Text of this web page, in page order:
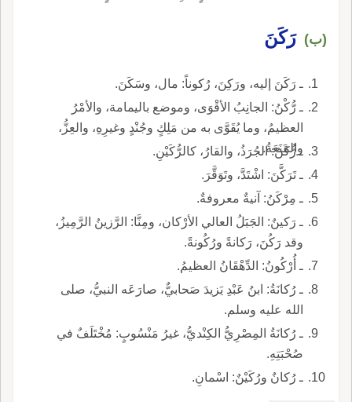
(ب) رَكَنَ
ـ رَكَنَ إليه، ورَكِنَ، رُكوناً: مال، وسَكَنَ.
ـ رُّكْنُ: الجانِبُ الأقْوَى، وموضع باليمامة، والأمْرُ
العظيمُ، وما يُقَوَّى به من مَلِكٍ وجُنْدٍ وغيرِهِ، والعِزُّ،
والمَنَعَةُ.
ـ رُّكَنُ: الجُرَذُ، والقارُ، كالرُّكَيْنِ.
ـ تَرَكَّنَ: اشْتَدَّ، وتَوَقَّرَ.
ـ مِرْكَنُ: آنيةٌ معروفةٌ.
ـ رَكينٌ: الجَبَلُ العالي الأرْكان، ومِنَّا: الرَّزينُ الرَّمِيزُ،
وقد رَكُنَ، رَكانةً ورُكُونةً.
ـ أُرْكُونُ: الدِّهْقَانُ العظيمُ.
ـ رُكانَةُ: ابنُ عَبْدِ يَزيدَ صَحابيٌّ، صارَعَه النبيُّ، صلى
الله عليه وسلم.
ـ رُكانَةُ المِصْرِيُّ الكِنْديُّ، غيرُ مَنْسُوبٍ: مُخْتَلَفٌ في
صُحْبَتِهِ.
ـ رُكانٌ ورُكَيْنٌ: اسْمانِ.